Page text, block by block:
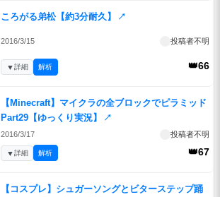
ころがる弟松【約3分耐久】 ↗
2016/3/15 投稿者不明
👑66
▼詳細 解析
【Minecraft】マイクラの全ブロックでピラミッド
Part29【ゆっくり実況】
↗
2016/3/17 投稿者不明
👑67
▼詳細 解析
【コスプレ】シュガーソングとビターステップ踊